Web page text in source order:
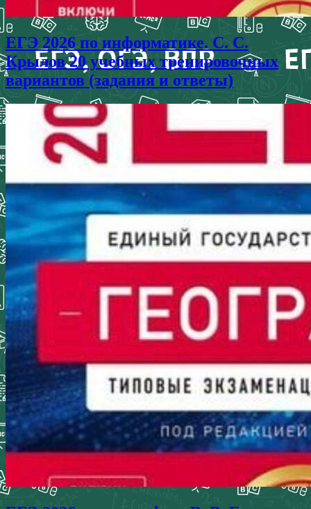
ЕГЭ 2026 по информатике. С. С.
Крылов 20 учебных тренировочных
вариантов (задания и ответы)